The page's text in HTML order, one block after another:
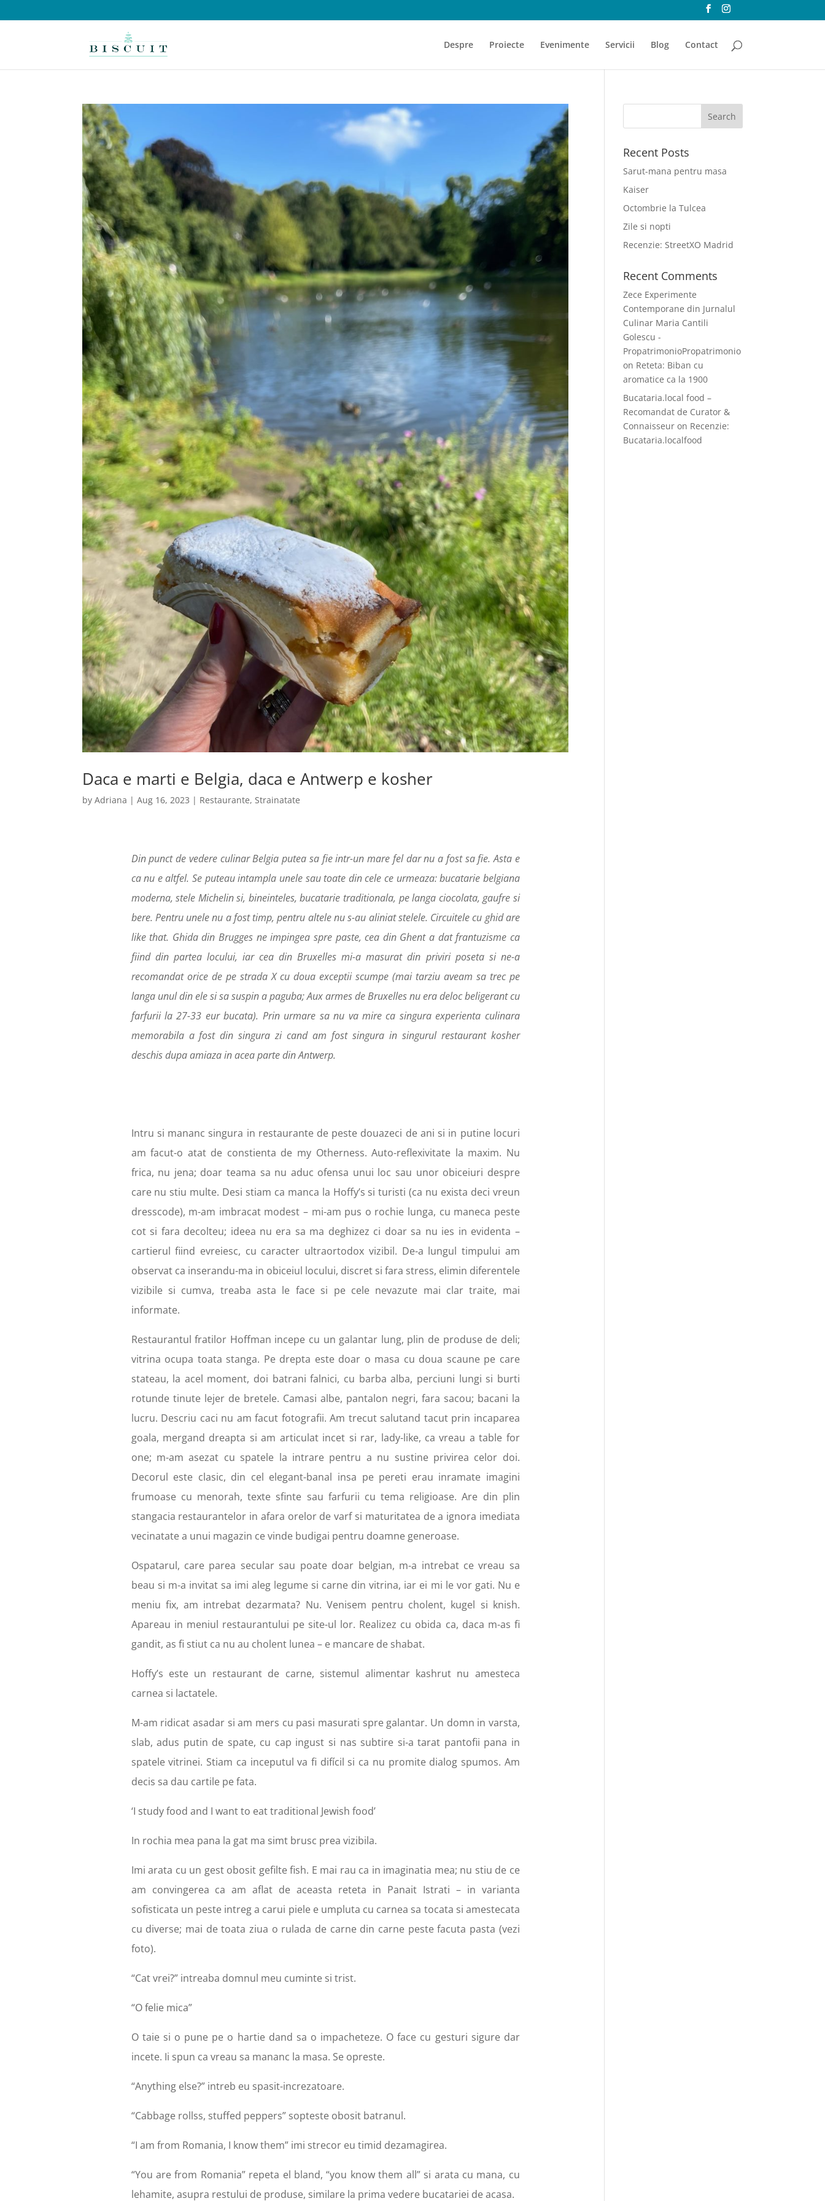
Despre Proiecte Evenimente Servicii Blog Contact
Daca e marti e Belgia, daca e Antwerp e kosher
byAdriana |Aug 16, 2023 | Restaurante, Strainatate
Din punct de vedere culinar Belgia putea sa fie intr-un mare fel dar nu a fost sa fie. Asta e
ca nu e altfel. Se puteau intampla unele sau toate din cele ce urmeaza: bucatarie belgiana
moderna, stele Michelin si, bineinteles, bucatarie traditionala, pe langa ciocolata, gaufre si
bere. Pentru unele nu a fost timp, pentru altele nu s-au aliniat stelele. Circuitele cu ghid are
like that. Ghida din Brugges ne impingea spre paste, cea din Ghent a dat frantuzisme ca
fiind din partea locului, iar cea din Bruxelles mi-a masurat din priviri poseta si ne-a
recomandat orice de pe strada X cu doua exceptii scumpe (mai tarziu aveam sa trec pe
langa unul din ele si sa suspin a paguba; Aux armes de Bruxelles nu era deloc beligerant cu
farfurii la 27-33 eur bucata). Prin urmare sa nu va mire ca singura experienta culinara
memorabila a fost din singura zi cand am fost singura in singurul restaurant kosher
deschis dupa amiaza in acea parte din Antwerp.
Intru si mananc singura in restaurante de peste douazeci de ani si in putine locuri
am facut-o atat de constienta de my Otherness. Auto-reflexivitate la maxim. Nu
frica, nu jena; doar teama sa nu aduc ofensa unui loc sau unor obiceiuri despre
care nu stiu multe. Desi stiam ca manca la Hoffy’s si turisti (ca nu exista deci vreun
dresscode), m-am imbracat modest – mi-am pus o rochie lunga, cu maneca peste
cot si fara decolteu; ideea nu era sa ma deghizez ci doar sa nu ies in evidenta –
cartierul fiind evreiesc, cu caracter ultraortodox vizibil. De-a lungul timpului am
observat ca inserandu-ma in obiceiul locului, discret si fara stress, elimin diferentele
vizibile si cumva, treaba asta le face si pe cele nevazute mai clar traite, mai
informate.
Restaurantul fratilor Hoffman incepe cu un galantar lung, plin de produse de deli;
vitrina ocupa toata stanga. Pe drepta este doar o masa cu doua scaune pe care
stateau, la acel moment, doi batrani falnici, cu barba alba, perciuni lungi si burti
rotunde tinute lejer de bretele. Camasi albe, pantalon negri, fara sacou; bacani la
lucru. Descriu caci nu am facut fotografii. Am trecut salutand tacut prin incaparea
goala, mergand dreapta si am articulat incet si rar, lady-like, ca vreau a table for
one; m-am asezat cu spatele la intrare pentru a nu sustine privirea celor doi.
Decorul este clasic, din cel elegant-banal insa pe pereti erau inramate imagini
frumoase cu menorah, texte sfinte sau farfurii cu tema religioase. Are din plin
stangacia restaurantelor in afara orelor de varf si maturitatea de a ignora imediata
vecinatate a unui magazin ce vinde budigai pentru doamne generoase.
Ospatarul, care parea secular sau poate doar belgian, m-a intrebat ce vreau sa
beau si m-a invitat sa imi aleg legume si carne din vitrina, iar ei mi le vor gati. Nu e
meniu fix, am intrebat dezarmata? Nu. Venisem pentru cholent, kugel si knish.
Apareau in meniul restaurantului pe site-ul lor. Realizez cu obida ca, daca m-as fi
gandit, as fi stiut ca nu au cholent lunea – e mancare de shabat.
Hoffy’s este un restaurant de carne, sistemul alimentar kashrut nu amesteca
carnea si lactatele.
M-am ridicat asadar si am mers cu pasi masurati spre galantar. Un domn in varsta,
slab, adus putin de spate, cu cap ingust si nas subtire si-a tarat pantofii pana in
spatele vitrinei. Stiam ca inceputul va fi difícil si ca nu promite dialog spumos. Am
decis sa dau cartile pe fata.
‘I study food and I want to eat traditional Jewish food’
In rochia mea pana la gat ma simt brusc prea vizibila.
Imi arata cu un gest obosit gefilte fish. E mai rau ca in imaginatia mea; nu stiu de ce
am convingerea ca am aflat de aceasta reteta in Panait Istrati – in varianta
sofisticata un peste intreg a carui piele e umpluta cu carnea sa tocata si amestecata
cu diverse; mai de toata ziua o rulada de carne din carne peste facuta pasta (vezi
foto).
“Cat vrei?” intreaba domnul meu cuminte si trist.
“O felie mica”
O taie si o pune pe o hartie dand sa o impacheteze. O face cu gesturi sigure dar
incete. Ii spun ca vreau sa mananc la masa. Se opreste.
“Anything else?” intreb eu spasit-increzatoare.
“Cabbage rollss, stuffed peppers” sopteste obosit batranul.
“I am from Romania, I know them” imi strecor eu timid dezamagirea.
“You are from Romania” repeta el bland, “you know them all” si arata cu mana, cu
lehamite, asupra restului de produse, similare la prima vedere bucatariei de acasa.
Recent Posts
Sarut-mana pentru masa
Kaiser
Octombrie la Tulcea
Zile si nopti
Recenzie: StreetXO Madrid
Recent Comments
Zece Experimente
Contemporane din Jurnalul
Culinar Maria Cantili
Golescu -
PropatrimonioPropatrimonio
on Reteta: Biban cu
aromatice ca la 1900
Bucataria.local food –
Recomandat de Curator &
Connaisseur on Recenzie:
Bucataria.localfood